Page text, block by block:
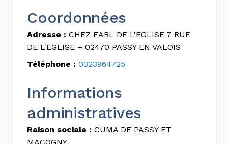
Coordonnées
Adresse : CHEZ EARL DE L'EGLISE 7 RUE
DE L'EGLISE – 02470 PASSY EN VALOIS
Téléphone : 0323964725
Informations
administratives
Raison sociale : CUMA DE PASSY ET